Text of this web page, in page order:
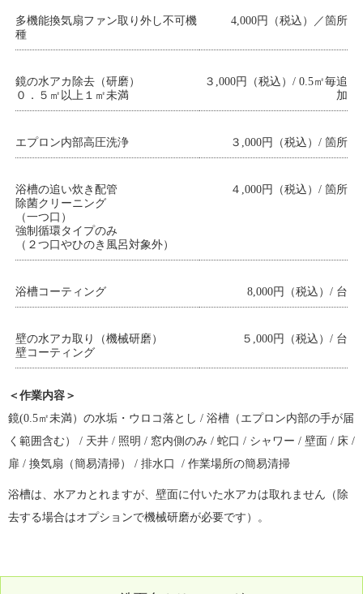
多機能換気扇ファン取り外し不可機
種
4,000円（税込）／箇所
鏡の水アカ除去（研磨）
０．５㎡以上１㎡未満
３,000円（税込）/ 0.5㎡毎追
加
エプロン内部高圧洗浄 ３,000円（税込）/ 箇所
浴槽の追い炊き配管
除菌クリーニング
（一つ口）
強制循環タイプのみ
（２つ口やひのき風呂対象外）
４,000円（税込）/ 箇所
浴槽コーティング 8,000円（税込）/ 台
壁の水アカ取り（機械研磨）
壁コーティング
５,000円（税込）/ 台
＜作業内容＞
鏡(0.5㎡未満）の水垢・ウロコ落とし / 浴槽（エプロン内部の手が届
く範囲含む） / 天井 / 照明 / 窓内側のみ / 蛇口 / シャワー / 壁面 / 床 /
扉 / 換気扇（簡易清掃） / 排水口 / 作業場所の簡易清掃
浴槽は、水アカとれますが、壁面に付いた水アカは取れません（除
去する場合はオプションで機械研磨が必要です）。